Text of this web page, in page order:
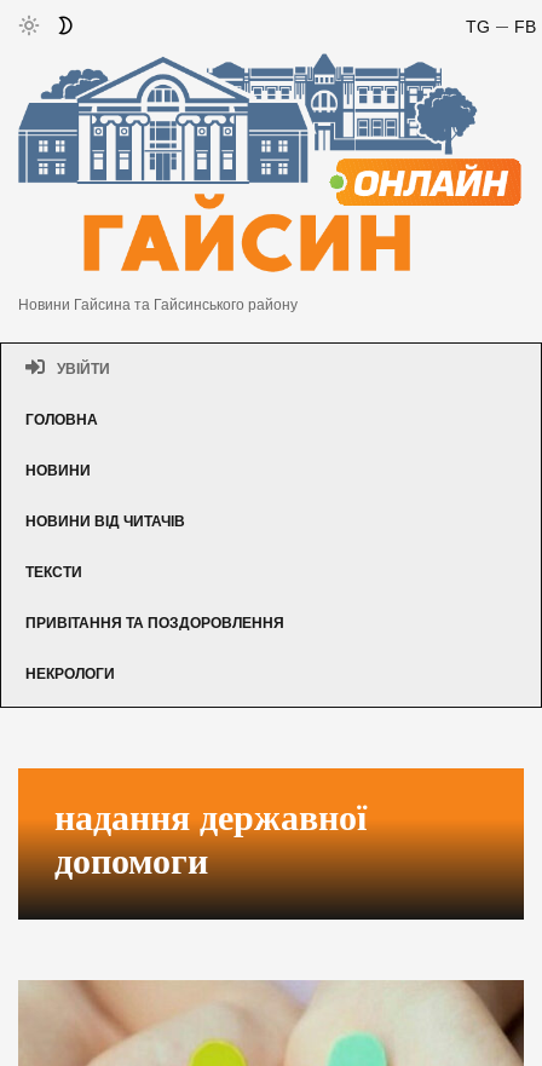
FB
TG
Новини Гайсина та Гайсинського району
УВІЙТИ
ГОЛОВНА
НОВИНИ
НОВИНИ ВІД ЧИТАЧІВ
ТЕКСТИ
ПРИВІТАННЯ ТА ПОЗДОРОВЛЕННЯ
НЕКРОЛОГИ
надання державної
допомоги